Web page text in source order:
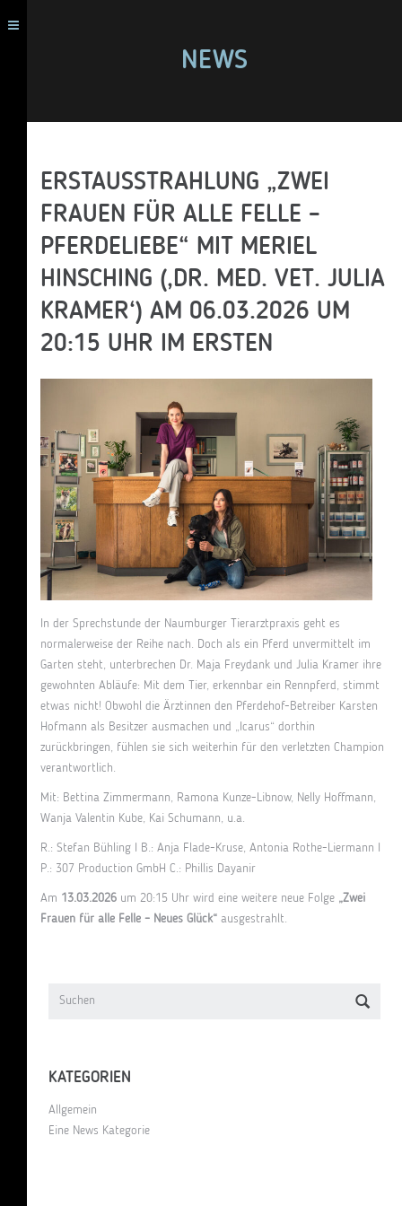
NEWS
ERSTAUSSTRAHLUNG „ZWEI
FRAUEN FÜR ALLE FELLE –
PFERDELIEBE“ MIT MERIEL
HINSCHING (‚DR. MED. VET. JULIA
KRAMER‘) AM 06.03.2026 UM
20:15 UHR IM ERSTEN
In der Sprechstunde der Naumburger Tierarztpraxis geht es
normalerweise der Reihe nach. Doch als ein Pferd unvermittelt im
Garten steht, unterbrechen Dr. Maja Freydank und Julia Kramer ihre
gewohnten Abläufe: Mit dem Tier, erkennbar ein Rennpferd, stimmt
etwas nicht! Obwohl die Ärztinnen den Pferdehof-Betreiber Karsten
Hofmann als Besitzer ausmachen und „Icarus“ dorthin
zurückbringen, fühlen sie sich weiterhin für den verletzten Champion
verantwortlich.
Mit: Bettina Zimmermann, Ramona Kunze-Libnow, Nelly Hoffmann,
Wanja Valentin Kube, Kai Schumann, u.a.
R.: Stefan Bühling I B.: Anja Flade-Kruse, Antonia Rothe-Liermann I
P.: 307 Production GmbH C.: Phillis Dayanir
Am 13.03.2026 um 20:15 Uhr wird eine weitere neue Folge „Zwei
Frauen für alle Felle – Neues Glück“ ausgestrahlt.
KATEGORIEN
Allgemein
Eine News Kategorie